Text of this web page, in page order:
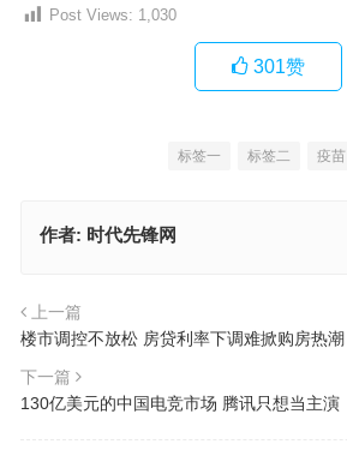
Post Views: 1,030
301赞
标签一 标签二 疫苗
作者: 时代先锋网
上一篇
楼市调控不放松 房贷利率下调难掀购房热潮
下一篇
130亿美元的中国电竞市场 腾讯只想当主演